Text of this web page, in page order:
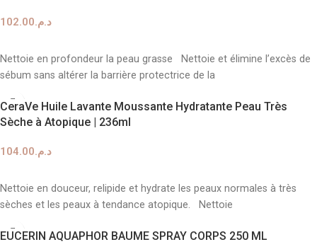
د.م.102.00
Nettoie en profondeur la peau grasse Nettoie et élimine l’excès de
sébum sans altérer la barrière protectrice de la
CeraVe Huile Lavante Moussante Hydratante Peau Très
Sèche à Atopique | 236ml
د.م.104.00
Nettoie en douceur, relipide et hydrate les peaux normales à très
sèches et les peaux à tendance atopique. Nettoie
EUCERIN AQUAPHOR BAUME SPRAY CORPS 250 ML